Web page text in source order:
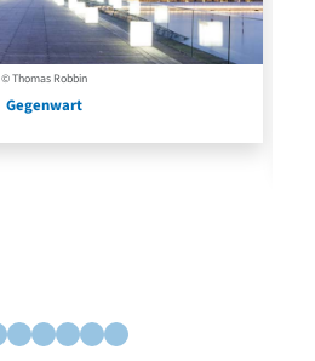
© Thomas Robbin
Gegenwart